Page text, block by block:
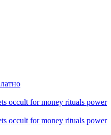
occult for money rituals power
occult for money rituals power